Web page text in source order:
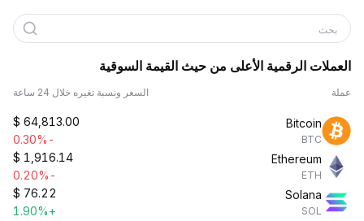
بحث
العملات الرقمية الأعلى من حيث القيمة السوقية
عملة السعر ونسبة تغيره خلال 24 ساعة
Bitcoin
BTC
$ 64,813.00
-0.30%
Ethereum
ETH
$ 1,916.14
-0.20%
Solana
SOL
$ 76.22
+1.90%